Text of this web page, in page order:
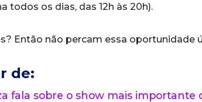
todos os dias, das 12h às 20h).
Então não percam essa oportunidade
de:
fala sobre o show mais importante